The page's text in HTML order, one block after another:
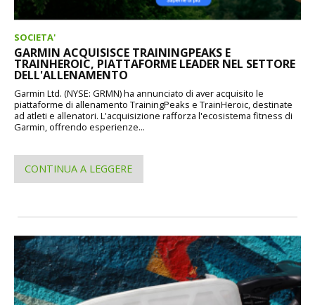
SOCIETA'
GARMIN ACQUISISCE TRAININGPEAKS E
TRAINHEROIC, PIATTAFORME LEADER NEL SETTORE
DELL'ALLENAMENTO
Garmin Ltd. (NYSE: GRMN) ha annunciato di aver acquisito le
piattaforme di allenamento TrainingPeaks e TrainHeroic, destinate
ad atleti e allenatori. L'acquisizione rafforza l'ecosistema fitness di
Garmin, offrendo esperienze...
CONTINUA A LEGGERE